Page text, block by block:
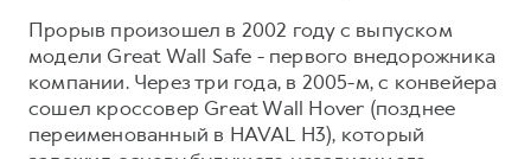
Прорыв произошел в 2002 году с выпуском
модели Great Wall Safe - первого внедорожника
компании. Через три года, в 2005-м, с конвейера
сошел кроссовер Great Wall Hover (позднее
переименованный в HAVAL H3), который